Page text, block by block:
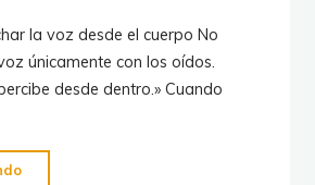
la voz desde el cuerpo No
únicamente con los oídos.
desde dentro.» Cuando